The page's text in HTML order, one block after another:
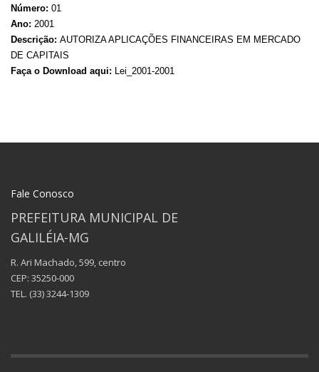
Número: 01
Ano: 2001
Descrição: AUTORIZA APLICAÇÕES FINANCEIRAS EM MERCADO
DE CAPITAIS
Faça o Download aqui: Lei_2001-2001
Fale Conosco
PREFEITURA MUNICIPAL DE
GALILÉIA-MG
R. Ari Machado, 599, centro
CEP: 35250-000
TEL. (33) 3244-1309